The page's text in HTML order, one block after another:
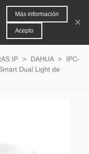
0
IP > DAHUA >
IPC-
Dual Light de
Más información
Acepto
×